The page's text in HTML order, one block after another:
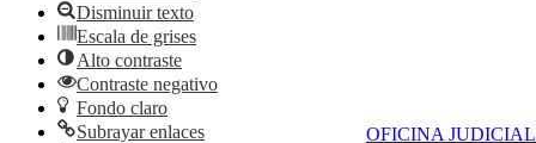
OFICINA JUDICIAL
Disminuir texto
Escala de grises
Alto contraste
Contraste negativo
Fondo claro
Subrayar enlaces